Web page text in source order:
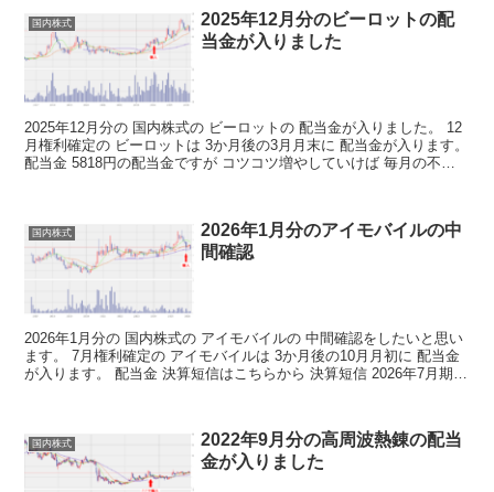
国内株式
2025年12月分のビーロットの配
当金が入りました
2025年12月分の 国内株式の ビーロットの 配当金が入りました。 12
月権利確定の ビーロットは 3か月後の3月月末に 配当金が入ります。
配当金 5818円の配当金ですが コツコツ増やしていけば 毎月の不労
国内株式
2026年1月分のアイモバイルの中
間確認
2026年1月分の 国内株式の アイモバイルの 中間確認をしたいと思い
ます。 7月権利確定の アイモバイルは 3か月後の10月月初に 配当金
が入ります。 配当金 決算短信はこちらから 決算短信 2026年7月期の
国内株式
2022年9月分の高周波熱錬の配当
金が入りました